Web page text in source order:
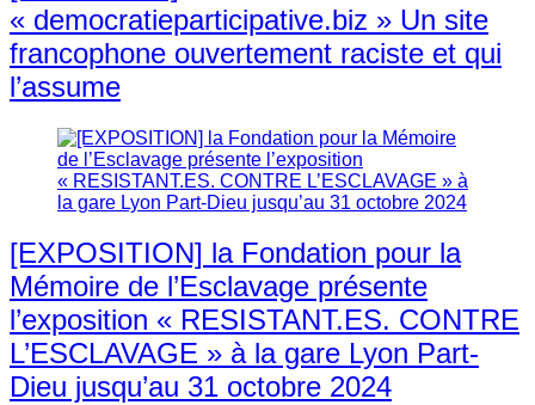
« democratieparticipative.biz » Un site
francophone ouvertement raciste et qui
l’assume
[EXPOSITION] la Fondation pour la
Mémoire de l’Esclavage présente
l’exposition « RESISTANT.ES. CONTRE
L’ESCLAVAGE » à la gare Lyon Part-
Dieu jusqu’au 31 octobre 2024